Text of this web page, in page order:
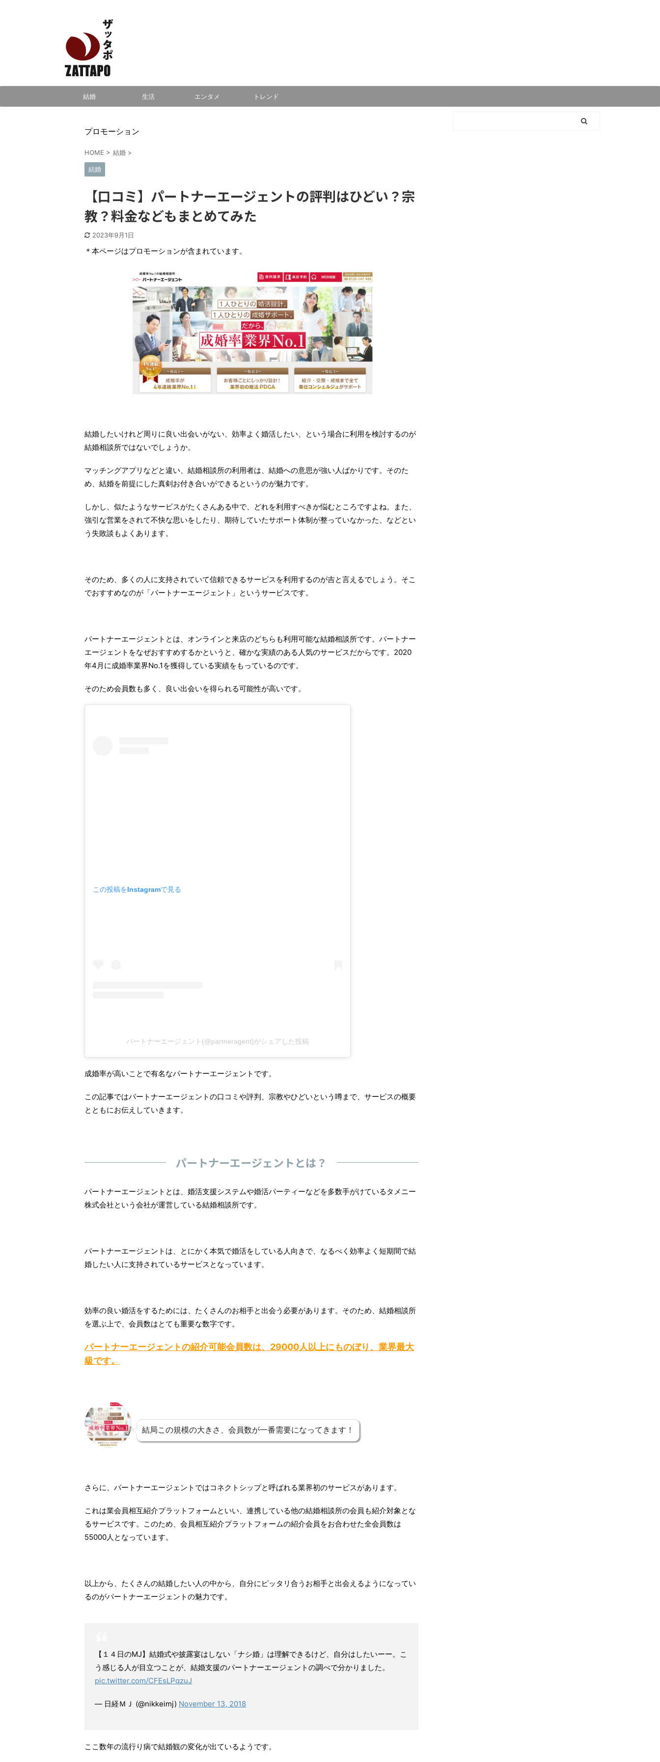
結婚 生活 エンタメ トレンド
プロモーション
HOME > 結婚 >
結婚
【口コミ】パートナーエージェントの評判はひどい？宗
教？料金などもまとめてみた
2023年9月1日
＊本ページはプロモーションが含まれています。
結婚したいけれど周りに良い出会いがない、効率よく婚活したい、という場合に利用を検討するのが
結婚相談所ではないでしょうか。
マッチングアプリなどと違い、結婚相談所の利用者は、結婚への意思が強い人ばかりです。そのた
め、結婚を前提にした真剣お付き合いができるというのが魅力です。
しかし、似たようなサービスがたくさんある中で、どれを利用すべきか悩むところですよね。また、
強引な営業をされて不快な思いをしたり、期待していたサポート体制が整っていなかった、などとい
う失敗談もよくあります。
そのため、多くの人に支持されていて信頼できるサービスを利用するのが吉と言えるでしょう。そこ
でおすすめなのが「パートナーエージェント」というサービスです。
パートナーエージェントとは、オンラインと来店のどちらも利用可能な結婚相談所です。パートナー
エージェントをなぜおすすめするかというと、確かな実績のある人気のサービスだからです。2020
年4月に成婚率業界No.1を獲得している実績をもっているのです。
そのため会員数も多く、良い出会いを得られる可能性が高いです。
この投稿をInstagramで見る
パートナーエージェント(@partneragent)がシェアした投稿
成婚率が高いことで有名なパートナーエージェントです。
この記事ではパートナーエージェントの口コミや評判、宗教やひどいという噂まで、サービスの概要
とともにお伝えしていきます。
パートナーエージェントとは？
パートナーエージェントとは、婚活支援システムや婚活パーティーなどを多数手がけているタメニー
株式会社という会社が運営している結婚相談所です。
パートナーエージェントは、とにかく本気で婚活をしている人向きで、なるべく効率よく短期間で結
婚したい人に支持されているサービスとなっています。
効率の良い婚活をするためには、たくさんのお相手と出会う必要があります。そのため、結婚相談所
を選ぶ上で、会員数はとても重要な数字です。
パートナーエージェントの紹介可能会員数は、29000人以上にものぼり、業界最大
級です。
結局この規模の大きさ、会員数が一番需要になってきます！
さらに、パートナーエージェントではコネクトシップと呼ばれる業界初のサービスがあります。
これは業会員相互紹介プラットフォームといい、連携している他の結婚相談所の会員も紹介対象とな
るサービスです。このため、会員相互紹介プラットフォームの紹介会員をお合わせた全会員数は
55000人となっています。
以上から、たくさんの結婚したい人の中から、自分にピッタリ合うお相手と出会えるようになってい
るのがパートナーエージェントの魅力です。
う感じる人が目立つことが、結婚支援のパートナーエージェントの調べで分かりました。
pic.twitter.com/CFEsLPqzuJ